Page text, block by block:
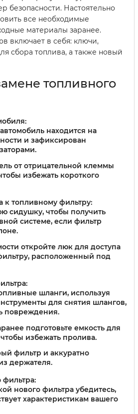
безопасности. Настоятельно
все необходимые
материалы заранее.
включает в себя: ключи,
сбора топлива, а также новый
топливного
находится на
и зафиксирован
от отрицательной клеммы
избежать короткого
к топливному фильтру:
сидушку, чтобы получить
системе, если фильтр
откройте люк для доступа
расположенный под
шланги, используя
для снятия шлангов,
повреждения.
подготовьте емкость для
избежать пролива.
фильтр и аккуратно
держателя.
фильтра:
нового фильтра убедитесь,
характеристикам вашего